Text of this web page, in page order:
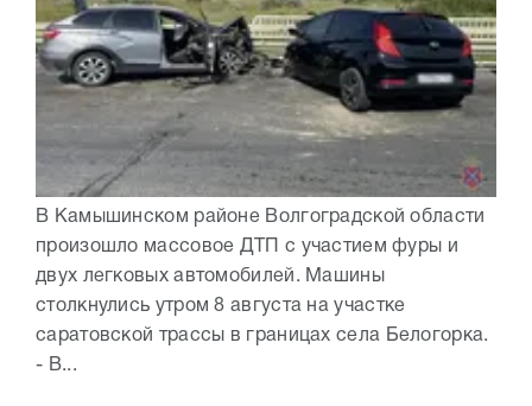
В Камышинском районе Волгоградской области
произошло массовое ДТП с участием фуры и
двух легковых автомобилей. Машины
столкнулись утром 8 августа на участке
саратовской трассы в границах села Белогорка.
- В...